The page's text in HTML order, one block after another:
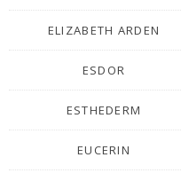
ELIZABETH ARDEN
ESDOR
ESTHEDERM
EUCERIN